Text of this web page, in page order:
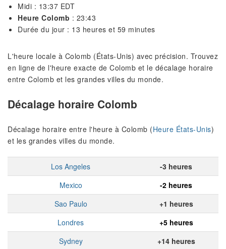
Midi : 13:37 EDT
Heure Colomb : 23:43
Durée du jour : 13 heures et 59 minutes
L'heure locale à Colomb (États-Unis) avec précision. Trouvez
en ligne de l'heure exacte de Colomb et le décalage horaire
entre Colomb et les grandes villes du monde.
Décalage horaire Colomb
Décalage horaire entre l'heure à Colomb (Heure États-Unis)
et les grandes villes du monde.
Los Angeles
-3 heures
Mexico
-2 heures
Sao Paulo
+1 heures
Londres
+5 heures
Sydney
+14 heures